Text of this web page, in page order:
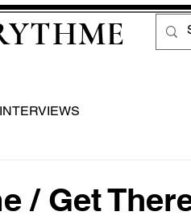
INTERVIEWS
/ Get